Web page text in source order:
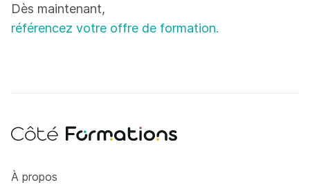
Dès maintenant,
référencez votre offre de formation.
Côté Formations
À propos